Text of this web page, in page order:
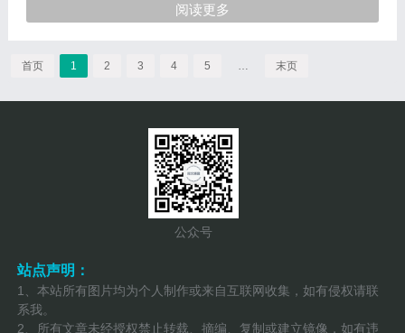
阅读更多
首页 1 2 3 4 5 末页
公众号
站点声明：
1、本站所有图片均为个人制作或来自互联网收集，如有侵权请联
系我。
2、所有文章未经授权禁止转载、摘编、复制或建立镜像，如有违